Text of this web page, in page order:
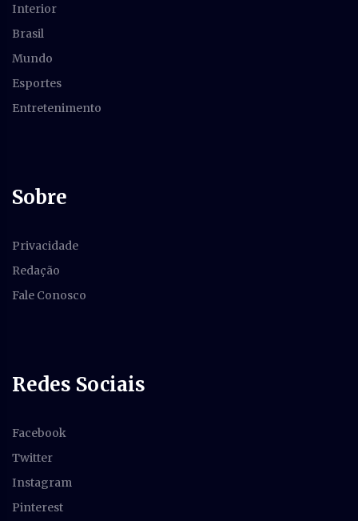
Interior
Brasil
Mundo
Esportes
Entretenimento
Sobre
Privacidade
Redação
Fale Conosco
Redes Sociais
Facebook
Twitter
Instagram
Pinterest